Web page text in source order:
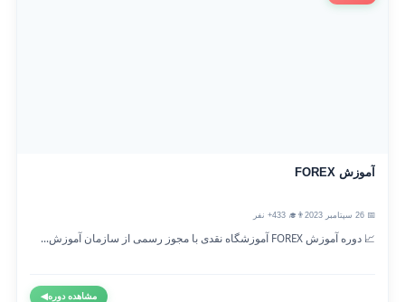
آموزش FOREX
👨‍🎓 433+ نفر
📈 دوره آموزش FOREX آموزشگاه نقدی با مجوز رسمی از سازمان آموزش...
مشاهده دوره◀